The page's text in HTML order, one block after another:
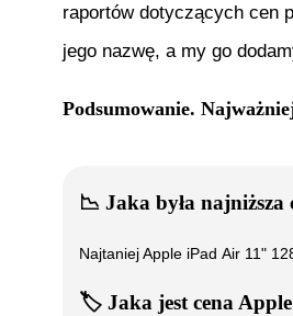
raportów dotyczących cen
jego nazwę, a my go
Podsumowanie.
📉 Jaka była najniższa
NajtaniejApple iPad Air 11"
🏷️ Jaka jest cena